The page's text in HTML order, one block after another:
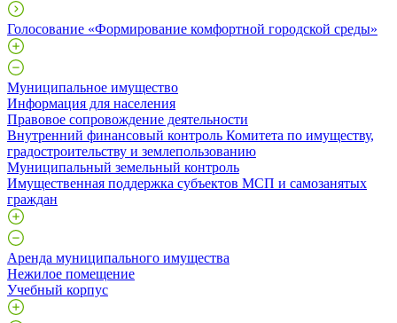
Голосование «Формирование комфортной городской среды»
Муниципальное имущество
Информация для населения
Правовое сопровождение деятельности
Внутренний финансовый контроль Комитета по имуществу,
градостроительству и землепользованию
Муниципальный земельный контроль
Имущественная поддержка субъектов МСП и самозанятых
граждан
Аренда муниципального имущества
Нежилое помещение
Учебный корпус